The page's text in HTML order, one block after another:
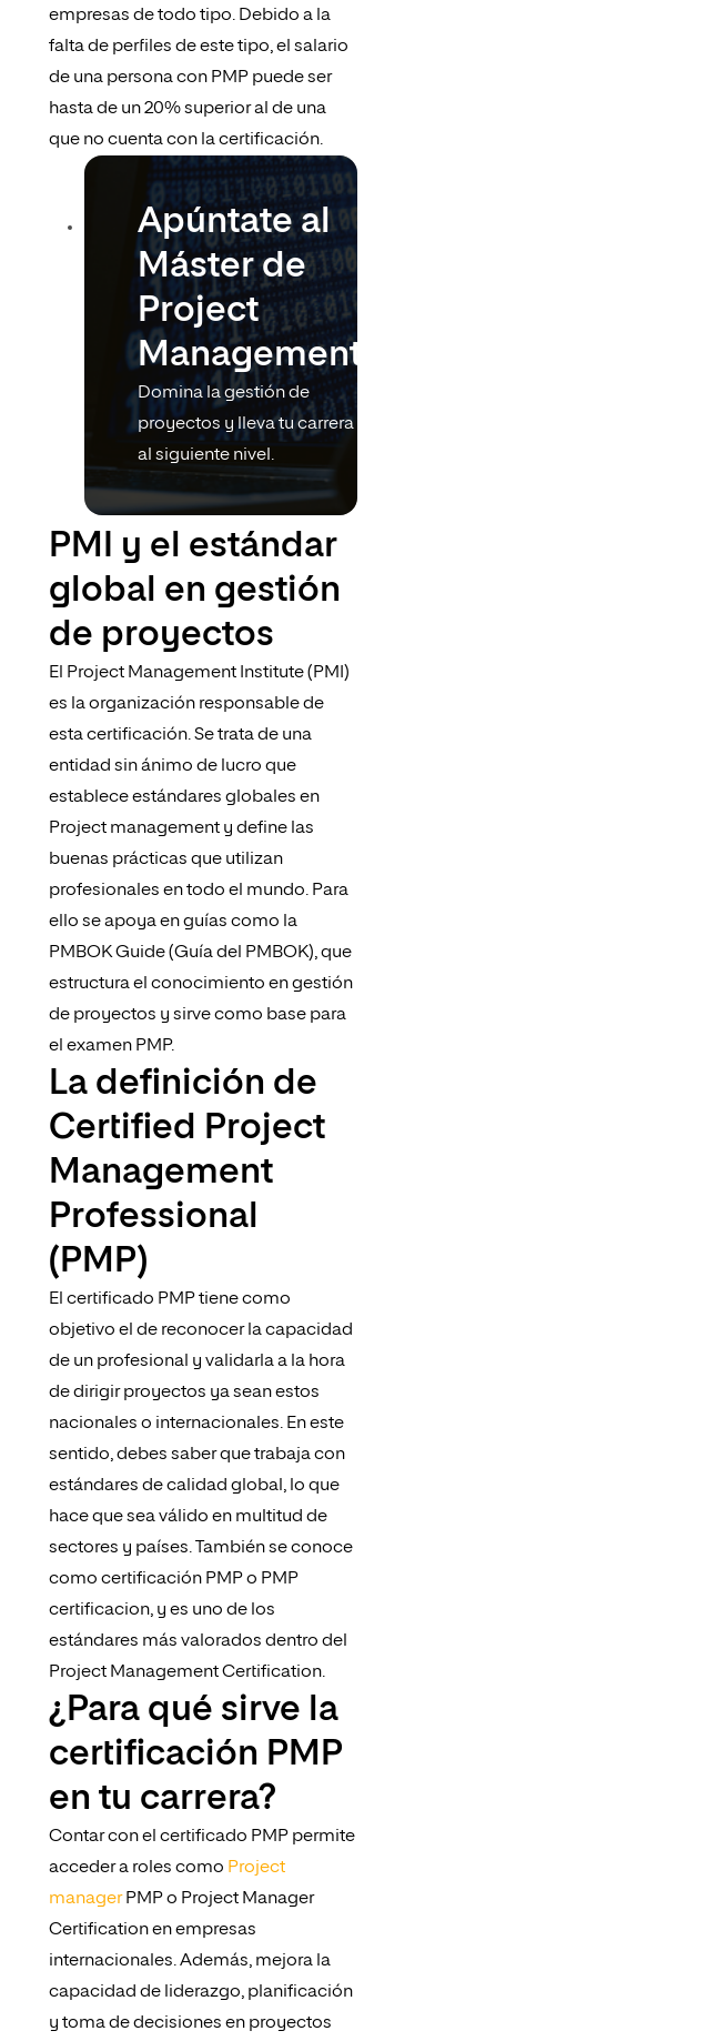
empresas de todo tipo. Debido a la
falta de perfiles de este tipo, el salario
de una persona con PMP puede ser
hasta de un 20% superior al de una
que no cuenta con la certificación.
Apúntate al
Máster de
Project
Management
Domina la gestión de
proyectos y lleva tu carrera
al siguiente nivel.
PMI y el estándar
global en gestión
de proyectos
El Project Management Institute (PMI)
es la organización responsable de
esta certificación. Se trata de una
entidad sin ánimo de lucro que
establece estándares globales en
Project management y define las
buenas prácticas que utilizan
profesionales en todo el mundo. Para
ello se apoya en guías como la
PMBOK Guide (Guía del PMBOK), que
estructura el conocimiento en gestión
de proyectos y sirve como base para
el examen PMP.
La definición de
Certified Project
Management
Professional
(PMP)
El certificado PMP tiene como
objetivo el de reconocer la capacidad
de un profesional y validarla a la hora
de dirigir proyectos ya sean estos
nacionales o internacionales. En este
sentido, debes saber que trabaja con
estándares de calidad global, lo que
hace que sea válido en multitud de
sectores y países. También se conoce
como certificación PMP o PMP
certificacion, y es uno de los
estándares más valorados dentro del
Project Management Certification.
¿Para qué sirve la
certificación PMP
en tu carrera?
Contar con el certificado PMP permite
acceder a roles como Project
managerPMP o Project Manager
Certification en empresas
internacionales. Además, mejora la
capacidad de liderazgo, planificación
y toma de decisiones en proyectos